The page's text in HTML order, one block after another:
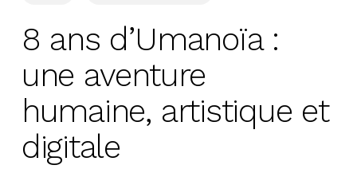
8 ans d’Umanoïa :
une aventure
humaine, artistique et
digitale